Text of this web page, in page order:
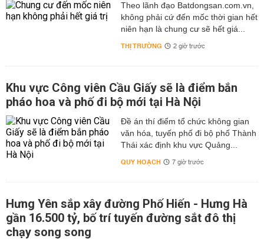
Theo lãnh đạo Batdongsan.com.vn,
không phải cứ đến mốc thời gian hết
niên hạn là chung cư sẽ hết giá...
THỊ TRƯỜNG 2 giờ trước
Khu vực Công viên Cầu Giấy sẽ là điểm bắn
pháo hoa và phố đi bộ mới tại Hà Nội
Đề án thí điểm tổ chức không gian
văn hóa, tuyến phố đi bộ phố Thành
Thái xác định khu vực Quảng...
QUY HOẠCH 7 giờ trước
Hưng Yên sắp xây đường Phố Hiến - Hưng Hà
gần 16.500 tỷ, bố trí tuyến đường sắt đô thị
chạy song song